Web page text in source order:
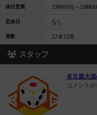
休日営業 13時00分～23時
定休日 なし
席数 17卓72席
スタッフ
名古屋大
コメント